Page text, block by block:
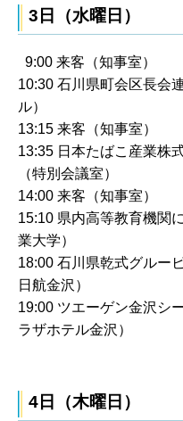
3日（水曜日）
9:00 来客（知事室）
10:30 石川県町会区長会
ル）
13:15 来客（知事室）
13:35 日本たばこ産業株
（特別会議室）
14:00 来客（知事室）
15:10 県内高等教育機関
業大学）
18:00 石川県乾式グルー
日航金沢）
19:00 ツエーゲン金沢シ
ラザホテル金沢）
4日（木曜日）